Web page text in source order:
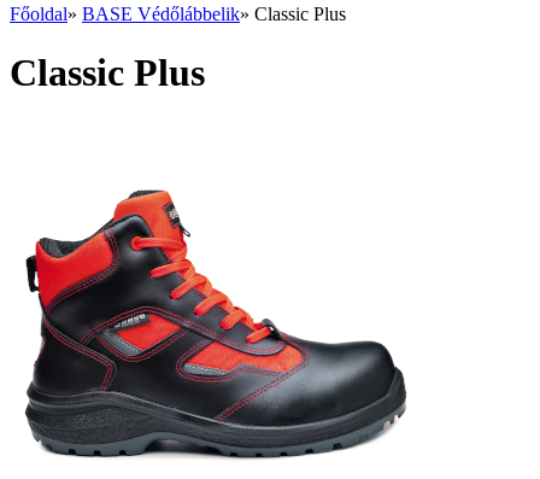
Főoldal» BASE Védőlábbelik» Classic Plus
Classic Plus